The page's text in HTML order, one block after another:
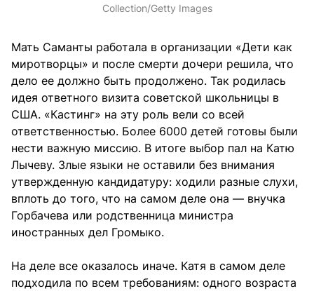
Collection/Getty Images
Мать Саманты работала в организации «Дети как
миротворцы» и после смерти дочери решила, что
дело ее должно быть продолжено. Так родилась
идея ответного визита советской школьницы в
США. «Кастинг» на эту роль вели со всей
ответственностью. Более 6000 детей готовы были
нести важную миссию. В итоге выбор пал на Катю
Лычеву. Злые языки не оставили без внимания
утвержденную кандидатуру: ходили разные слухи,
вплоть до того, что на самом деле она — внучка
Горбачева или родственница министра
иностранных дел Громыко.
На деле все оказалось иначе. Катя в самом деле
подходила по всем требованиям: одного возраста